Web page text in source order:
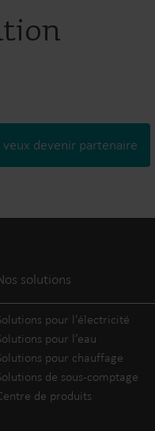
veux devenir partenaire
solutions
pour l'électricité
pour l’eau
pour chauffage
de sous-comptage
de produits